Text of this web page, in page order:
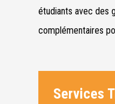
étudiants avec des
complémentaires
Services